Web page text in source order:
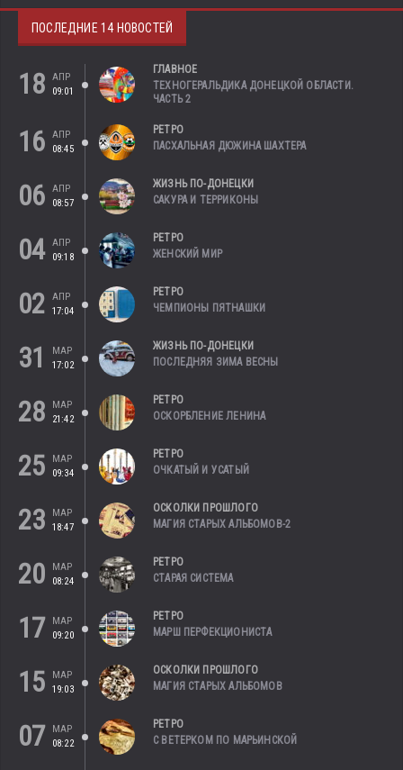
ПОСЛЕДНИЕ 14 НОВОСТЕЙ
18
АПР
09:01
ГЛАВНОЕ
ТЕХНОГЕРАЛЬДИКА ДОНЕЦКОЙ ОБЛАСТИ.
ЧАСТЬ 2
16
АПР
08:45
РЕТРО
ПАСХАЛЬНАЯ ДЮЖИНА ШАХТЕРА
06
АПР
08:57
ЖИЗНЬ ПО-ДОНЕЦКИ
САКУРА И ТЕРРИКОНЫ
04 АПР
09:18
РЕТРО
ЖЕНСКИЙ МИР
02
АПР
17:04
РЕТРО
ЧЕМПИОНЫ ПЯТНАШКИ
31
МАР
17:02
ЖИЗНЬ ПО-ДОНЕЦКИ
ПОСЛЕДНЯЯ ЗИМА ВЕСНЫ
28
МАР
21:42
РЕТРО
ОСКОРБЛЕНИЕ ЛЕНИНА
25
МАР
09:34
РЕТРО
ОЧКАТЫЙ И УСАТЫЙ
23
МАР
18:47
ОСКОЛКИ ПРОШЛОГО
МАГИЯ СТАРЫХ АЛЬБОМОВ-2
20
МАР
08:24
РЕТРО
СТАРАЯ СИСТЕМА
17
МАР
09:20
РЕТРО
МАРШ ПЕРФЕКЦИОНИСТА
15
МАР
19:03
ОСКОЛКИ ПРОШЛОГО
МАГИЯ СТАРЫХ АЛЬБОМОВ
07
МАР
08:22
РЕТРО
С ВЕТЕРКОМ ПО МАРЬИНСКОЙ